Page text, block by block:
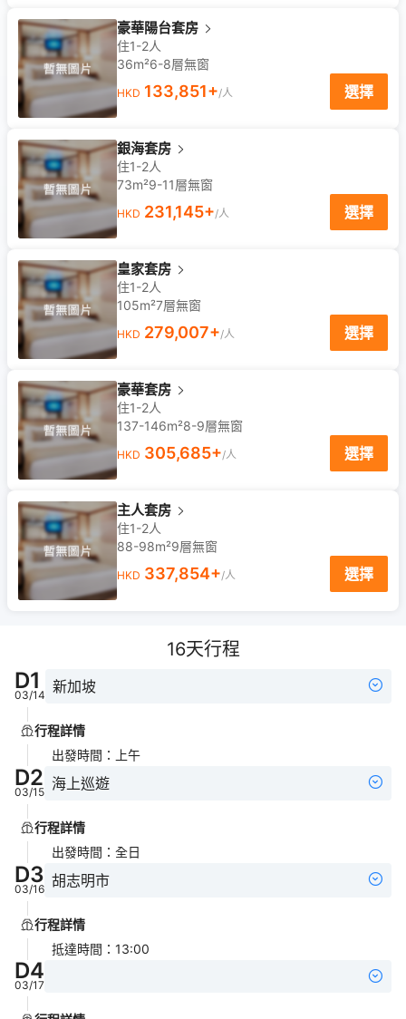
豪華陽台套房
住1-2人
36m²6-8層無窗
HKD 133,851+/人 選擇
銀海套房
住1-2人
73m²9-11層無窗
HKD 231,145+/人 選擇
皇家套房
住1-2人
105m²7層無窗
HKD 279,007+/人 選擇
豪華套房
住1-2人
137-146m²8-9層無窗
HKD 305,685+/人 選擇
主人套房
住1-2人
88-98m²9層無窗
HKD 337,854+/人 選擇
16天行程
D1
03/14 新加坡
行程詳情
出發時間 ： 上午
D2
03/15 海上巡遊
行程詳情
出發時間 ： 全日
D3
03/16 胡志明市
行程詳情
抵達時間 ： 13:00
D4
03/17